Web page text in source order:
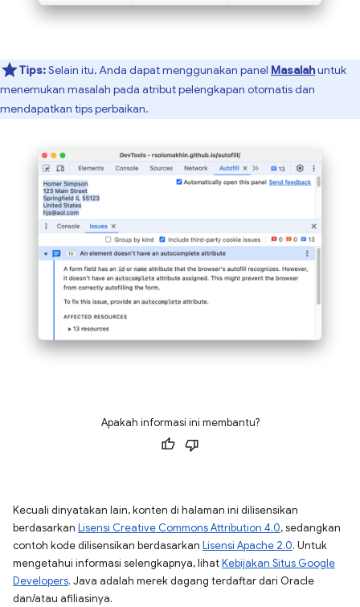
Tips:Selain itu, Anda dapat menggunakan panel Masalahuntuk
menemukan masalah pada atribut pelengkapan otomatis dan
mendapatkan tips perbaikan.
Apakah informasi ini membantu?
Kecuali dinyatakan lain, konten di halaman ini dilisensikan
berdasarkan Lisensi Creative Commons Attribution 4.0, sedangkan
contoh kode dilisensikan berdasarkan Lisensi Apache 2.0. Untuk
mengetahui informasi selengkapnya, lihatKebijakan Situs Google
Developers. Java adalah merek dagang terdaftar dari Oracle
dan/atau afiliasinya.